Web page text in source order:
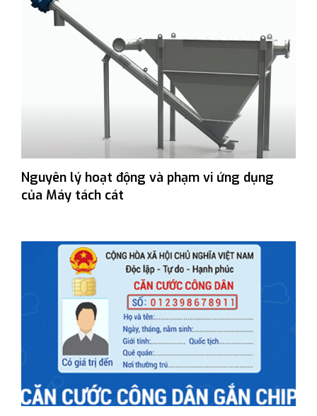
Nguyên lý hoạt động và phạm vi ứng dụng
của Máy tách cát